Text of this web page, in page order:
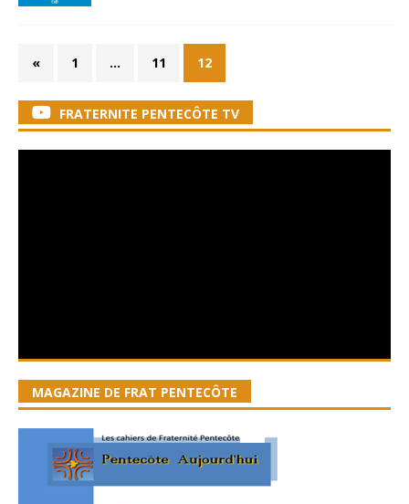
« 1 … 11 12
FRATERNITE PENTECÔTE TV
MAGAZINE DE FRAT PENTECÔTE